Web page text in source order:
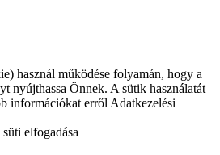
használ működése folyamán, hogy a
nyújthassa Önnek. A sütik használatát
információkat erről Adatkezelési
elfogadása